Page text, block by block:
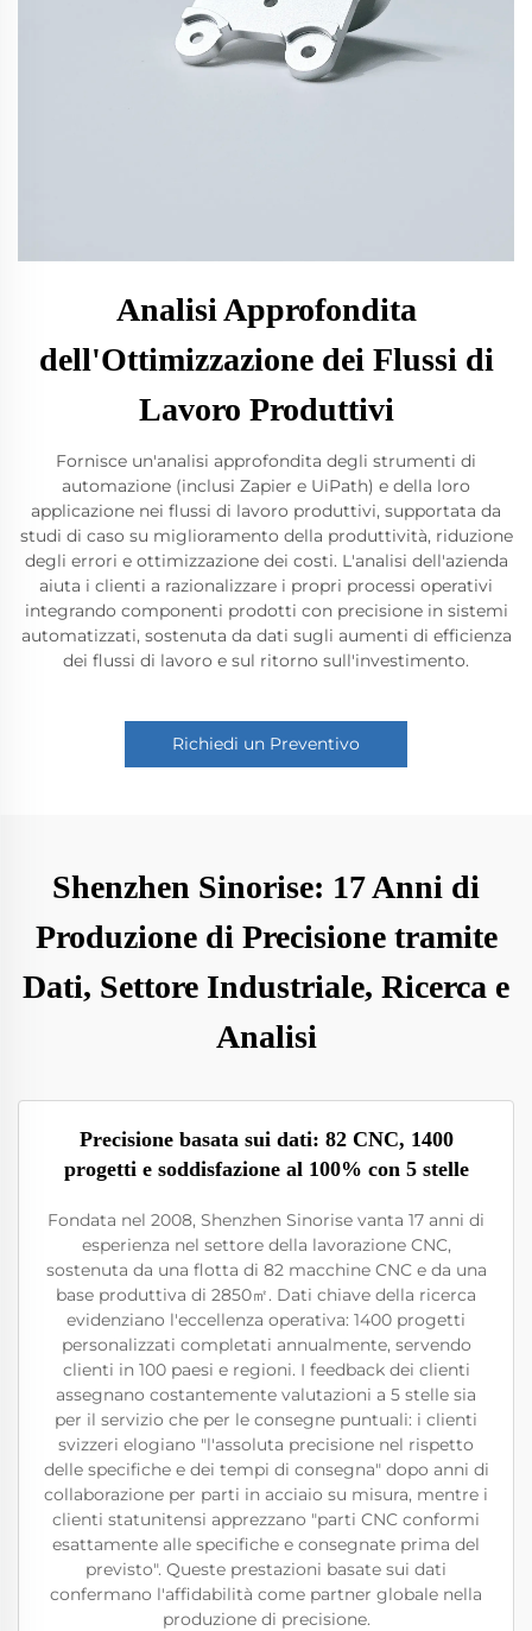
Analisi Approfondita
dell'Ottimizzazione dei Flussi di
Lavoro Produttivi
Fornisce un'analisi approfondita degli strumenti di
automazione (inclusi Zapier e UiPath) e della loro
applicazione nei flussi di lavoro produttivi, supportata da
studi di caso su miglioramento della produttività, riduzione
degli errori e ottimizzazione dei costi. L'analisi dell'azienda
aiuta i clienti a razionalizzare i propri processi operativi
integrando componenti prodotti con precisione in sistemi
automatizzati, sostenuta da dati sugli aumenti di efficienza
dei flussi di lavoro e sul ritorno sull'investimento.
Richiedi un Preventivo
Shenzhen Sinorise: 17 Anni di
Produzione di Precisione tramite
Dati, Settore Industriale, Ricerca e
Analisi
Precisione basata sui dati: 82 CNC, 1400
progetti e soddisfazione al 100% con 5 stelle
Fondata nel 2008, Shenzhen Sinorise vanta 17 anni di
esperienza nel settore della lavorazione CNC,
sostenuta da una flotta di 82 macchine CNC e da una
base produttiva di 2850㎡. Dati chiave della ricerca
evidenziano l'eccellenza operativa: 1400 progetti
personalizzati completati annualmente, servendo
clienti in 100 paesi e regioni. I feedback dei clienti
assegnano costantemente valutazioni a 5 stelle sia
per il servizio che per le consegne puntuali: i clienti
svizzeri elogiano "l'assoluta precisione nel rispetto
delle specifiche e dei tempi di consegna" dopo anni di
collaborazione per parti in acciaio su misura, mentre i
clienti statunitensi apprezzano "parti CNC conformi
esattamente alle specifiche e consegnate prima del
previsto". Queste prestazioni basate sui dati
confermano l'affidabilità come partner globale nella
produzione di precisione.